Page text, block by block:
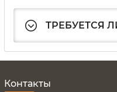
ТРЕБУЕТСЯ
Контакты